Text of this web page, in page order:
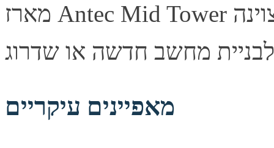
מארז Antec Mid Tower מעוצב היטב, מספק זרימת אוויר מצוינה
מאפיינים עיקריים